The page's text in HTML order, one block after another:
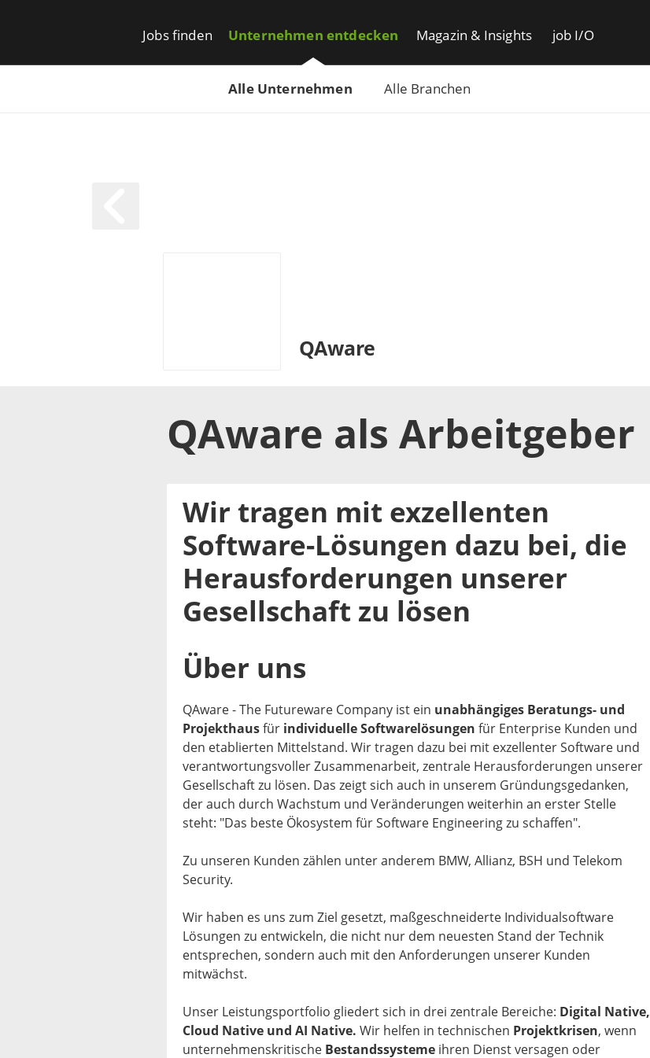
Jobs finden Unternehmen entdecken
Alle Unternehmen Alle Branchen
Magazin & Insights job I/O
QAware
QAware als Arbeitgeber
Wir tragen mit exzellenten
Software-Lösungen dazu bei, die
Herausforderungen unserer
Gesellschaft zu lösen
Über uns
QAware - The Futureware Company ist ein unabhängiges Beratungs- und
Projekthaus für individuelle Softwarelösungen für Enterprise Kunden und
den etablierten Mittelstand. Wir tragen dazu bei mit exzellenter Software und
verantwortungsvoller Zusammenarbeit, zentrale Herausforderungen unserer
Gesellschaft zu lösen. Das zeigt sich auch in unserem Gründungsgedanken,
der auch durch Wachstum und Veränderungen weiterhin an erster Stelle
steht: "Das beste Ökosystem für Software Engineering zu schaffen".
Zu unseren Kunden zählen unter anderem BMW, Allianz, BSH und Telekom
Security.
Wir haben es uns zum Ziel gesetzt, maßgeschneiderte Individualsoftware
Lösungen zu entwickeln, die nicht nur dem neuesten Stand der Technik
entsprechen, sondern auch mit den Anforderungen unserer Kunden
mitwächst.
Unser Leistungsportfolio gliedert sich in drei zentrale Bereiche: Digital Native,
Cloud Native und AI Native. Wir helfen in technischen Projektkrisen, wenn
unternehmenskritische Bestandssysteme ihren Dienst versagen oder